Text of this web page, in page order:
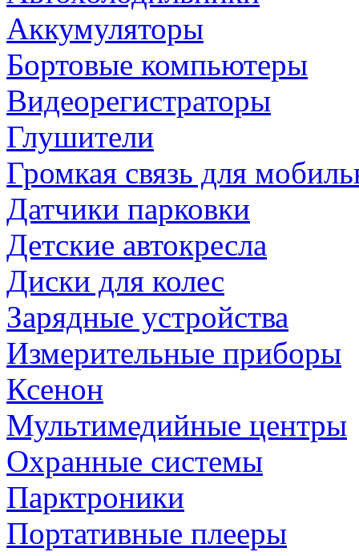
Аккумуляторы
Бортовые компьютеры
Видеорегистраторы
Глушители
Громкая связь для
Датчики парковки
Детские автокресла
Диски для колес
Зарядные устройства
Измерительные приборы
Ксенон
Мультимедийные центры
Охранные системы
Парктроники
Портативные плееры